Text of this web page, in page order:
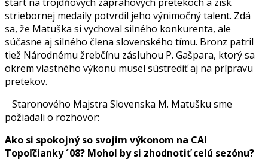
striebornej medaily potvrdil jeho výnimočný talent. Zdá
sa, že Matuška si vychoval silného konkurenta, ale
súčasne aj silného člena slovenského tímu. Bronz patril
tiež Národnému žrebčínu zásluhou P. Gašpara, ktorý sa
okrem vlastného výkonu musel sústrediť aj na prípravu
pretekov.
Staronového Majstra Slovenska M. Matušku sme
požiadali o rozhovor:
Ako si spokojný so svojim výkonom na CAI
Topoľčianky ´08? Mohol by si zhodnotiť celú sezónu?